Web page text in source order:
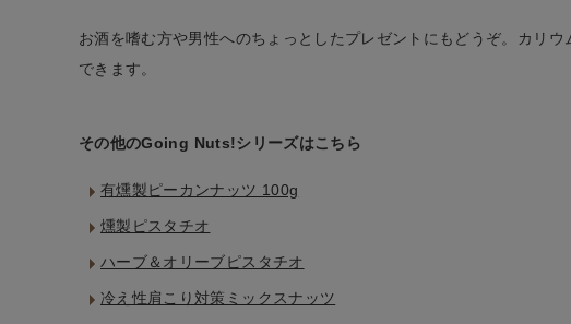
ブランド
ご利用ガイド
お問い合わせ
お酒を嗜む方や男性へのちょっとしたプレゼントにもどうぞ。カリ
できます。
その他のGoing Nuts!シリーズはこちら
有燻製ピーカンナッツ 100g
燻製ピスタチオ
ハーブ＆オリーブピスタチオ
冷え性肩こり対策ミックスナッツ